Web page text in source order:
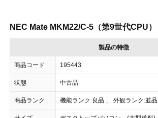
NEC Mate MKM22/C-5（第9世代CPU）
製品の特徴
商品コード 195443
状態 中古品
商品ランク 機能ランク:良品 、 外観ランク:並品